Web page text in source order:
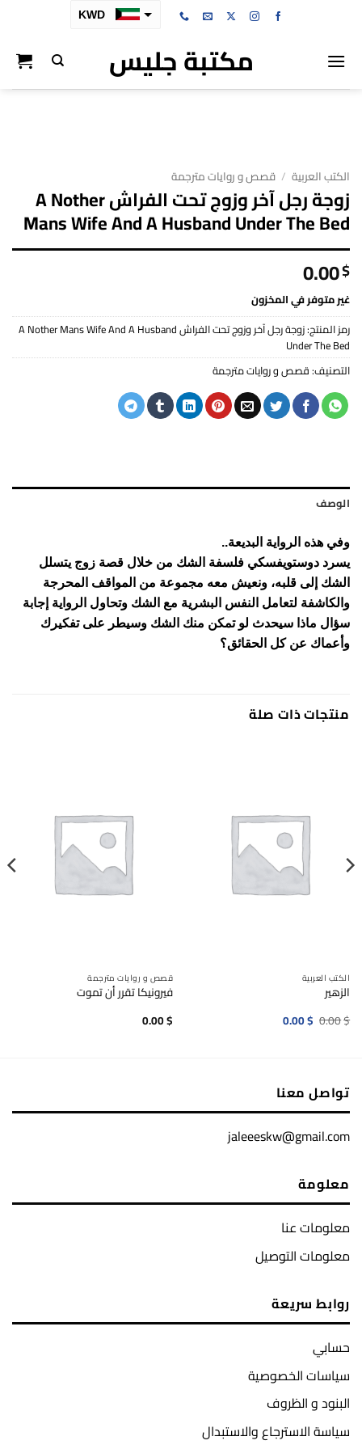
KWD
مكتبة جليس
الكتب العربية / قصص و روايات مترجمة
زوجة رجل آخر وزوج تحت الفراش A Nother
Mans Wife And A Husband Under The Bed
0.00$
غير متوفر في المخزون
رمز المنتج:
زوجة رجل آخر وزوج تحت الفراش A Nother Mans Wife And A Husband
Under The Bed
التصنيف:قصص و روايات مترجمة
الوصف
وفي هذه الرواية البديعة..
يسرد دوستويفسكي فلسفة الشك من خلال قصة زوج يتسلل
الشك إلى قلبه، ونعيش معه مجموعة من المواقف المحرجة
والكاشفة لتعامل النفس البشرية مع الشك وتحاول الرواية إجابة
سؤال ماذا سيحدث لو تمكن منك الشك وسيطر على تفكيرك
وأعماك عن كل الحقائق؟
منتجات ذات صلة
الكتب العربية
الزهير
0.00$ السعر
الأصلي
0.00$ السعر
الحالي
قصص و روايات مترجمة
فيرونيكا تقرر أن تموت
0.00$
تواصل معنا
jaleeeskw@gmail.com
معلومة
معلومات عنا
معلومات التوصيل
روابط سريعة
حسابي
سياسات الخصوصية
البنود و الظروف
سياسة الاسترجاع والاستبدال